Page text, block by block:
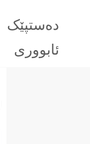
دەستپێک
ئابووری